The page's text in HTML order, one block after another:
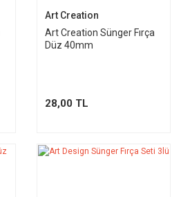
Art Creation
Art Creation Sünger Fırça
Düz 40mm
28,00 TL